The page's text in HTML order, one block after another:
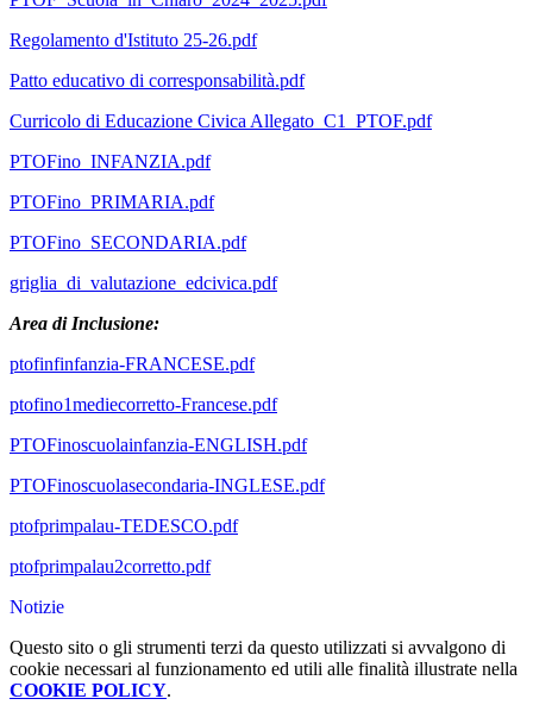
Regolamento d'Istituto 25-26.pdf
Patto educativo di corresponsabilità.pdf
Curricolo di Educazione Civica Allegato_C1_PTOF.pdf
PTOFino_INFANZIA.pdf
PTOFino_PRIMARIA.pdf
PTOFino_SECONDARIA.pdf
griglia_di_valutazione_edcivica.pdf
Area di Inclusione:
ptofinfinfanzia-FRANCESE.pdf
ptofino1mediecorretto-Francese.pdf
PTOFinoscuolainfanzia-ENGLISH.pdf
PTOFinoscuolasecondaria-INGLESE.pdf
ptofprimpalau-TEDESCO.pdf
ptofprimpalau2corretto.pdf
Notizie
Questo sito o gli strumenti terzi da questo utilizzati si avvalgono di
cookie necessari al funzionamento ed utili alle finalità illustrate nella
COOKIE POLICY.